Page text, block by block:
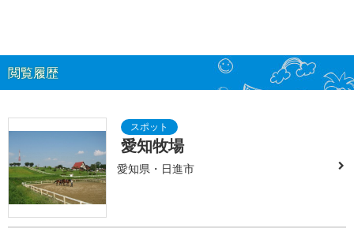
閲覧履歴
愛知牧場
愛知県・日進市